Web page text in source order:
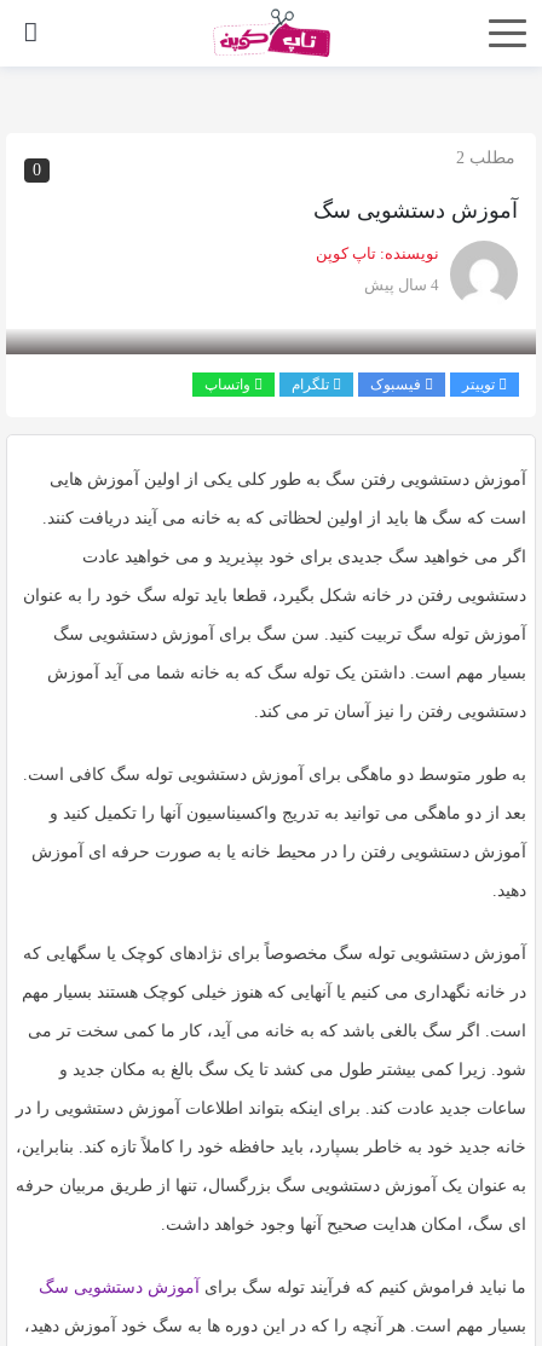
اشتراک
از
روش‌های
زیر
این
صفحه
دوستان
خود
به
لینک
0
مطلب 2
آموزش دستشویی سگ
نویسنده: تاپ کوپن
4 سال پیش
توییتر فیسبوک تلگرام واتساپ
آموزش دستشویی رفتن سگ به طور کلی یکی از اولین آموزش هایی
است که سگ ها باید از اولین لحظاتی که به خانه می آیند دریافت کنند.
اگر می خواهید سگ جدیدی برای خود بپذیرید و می خواهید عادت
دستشویی رفتن در خانه شکل بگیرد، قطعا باید توله سگ خود را به عنوان
آموزش توله سگ تربیت کنید. سن سگ برای آموزش دستشویی سگ
بسیار مهم است. داشتن یک توله سگ که به خانه شما می آید آموزش
دستشویی رفتن را نیز آسان تر می کند.
به طور متوسط ​​دو ماهگی برای آموزش دستشویی توله سگ کافی است.
بعد از دو ماهگی می توانید به تدریج واکسیناسیون آنها را تکمیل کنید و
آموزش دستشویی رفتن را در محیط خانه یا به صورت حرفه ای آموزش
دهید.
آموزش دستشویی توله سگ مخصوصاً برای نژادهای کوچک یا سگهایی که
در خانه نگهداری می کنیم یا آنهایی که هنوز خیلی کوچک هستند بسیار مهم
است. اگر سگ بالغی باشد که به خانه می آید، کار ما کمی سخت تر می
شود. زیرا کمی بیشتر طول می کشد تا یک سگ بالغ به مکان جدید و
ساعات جدید عادت کند. برای اینکه بتواند اطلاعات آموزش دستشویی را در
خانه جدید خود به خاطر بسپارد، باید حافظه خود را کاملاً تازه کند. بنابراین،
به عنوان یک آموزش دستشویی سگ بزرگسال، تنها از طریق مربیان حرفه
ای سگ، امکان هدایت صحیح آنها وجود خواهد داشت.
ما نباید فراموش کنیم که فرآیند توله سگ برای آموزش دستشویی سگ
بسیار مهم است. هر آنچه را که در این دوره ها به سگ خود آموزش دهید،